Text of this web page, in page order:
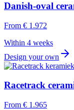
Danish-oval
From € 1.972
Within 4 weeks
Design your own
Racetrack
From € 1.965